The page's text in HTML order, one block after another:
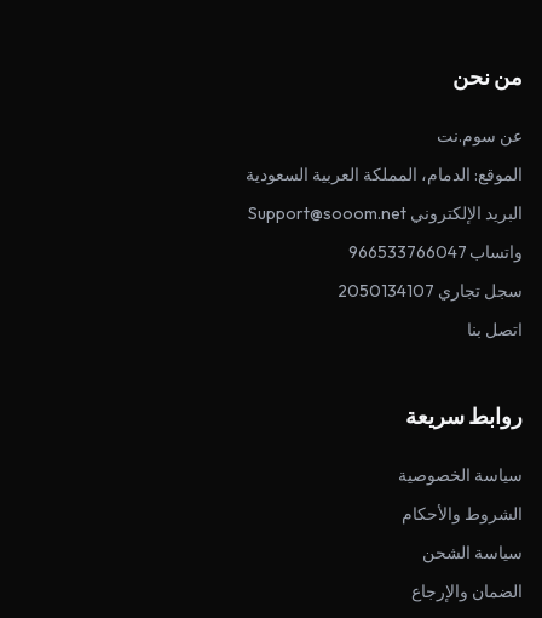
من نحن
عن سوم.نت
الموقع: الدمام، المملكة العربية السعودية
البريد الإلكتروني Support@sooom.net
واتساب 966533766047
سجل تجاري 2050134107
اتصل بنا
روابط سريعة
سياسة الخصوصية
الشروط والأحكام
سياسة الشحن
الضمان والإرجاع